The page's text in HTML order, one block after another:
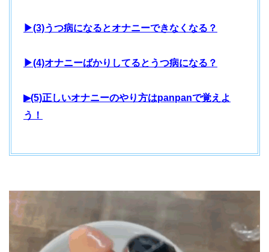
▶(3)うつ病になるとオナニーできなくなる？
▶(4)オナニーばかりしてるとうつ病になる？
▶(5)正しいオナニーのやり方はpanpanで覚えよ
う！